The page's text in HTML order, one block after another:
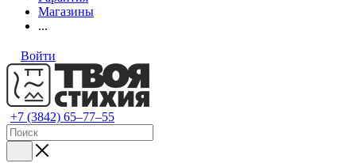
Магазины
...
Войти
+7 (3842) 65–77–55